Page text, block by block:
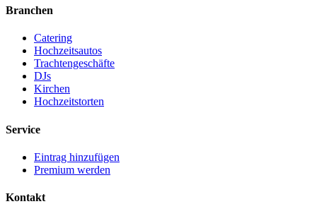
Branchen
Catering
Hochzeitsautos
Trachtengeschäfte
DJs
Kirchen
Hochzeitstorten
Service
Eintrag hinzufügen
Premium werden
Kontakt